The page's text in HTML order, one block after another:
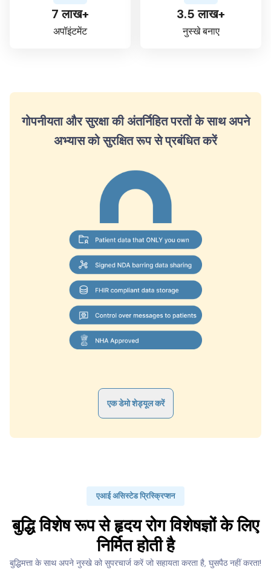
7 लाख+
अपॉइंटमेंट
3.5 लाख+
नुस्खे बनाए
गोपनीयता और सुरक्षा की अंतर्निहित परतों के साथ अपने
अभ्यास को सुरक्षित रूप से प्रबंधित करें
एक डेमो शेड्यूल करें
एआई असिस्टेड प्रिस्क्रिप्शन
बुद्धि विशेष रूप से हृदय रोग विशेषज्ञों के लिए
निर्मित होती है
बुद्धिमत्ता के साथ अपने नुस्खे को सुपरचार्ज करें जो सहायता करता है, घुसपैठ नहीं करता!